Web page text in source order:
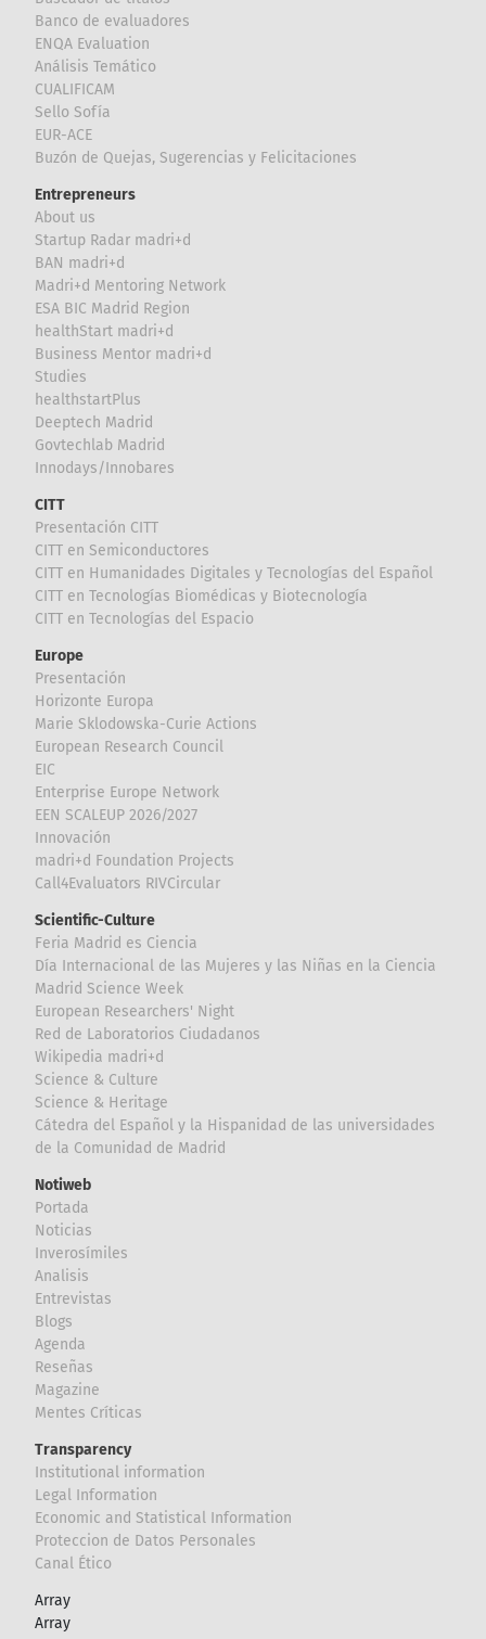
Banco de evaluadores
ENQA Evaluation
Análisis Temático
CUALIFICAM
Sello Sofía
EUR-ACE
Buzón de Quejas, Sugerencias y Felicitaciones
Entrepreneurs
About us
Startup Radar madri+d
BAN madri+d
Madri+d Mentoring Network
ESA BIC Madrid Region
healthStart madri+d
Business Mentor madri+d
Studies
healthstartPlus
Deeptech Madrid
Govtechlab Madrid
Innodays/Innobares
CITT
Presentación CITT
CITT en Semiconductores
CITT en Humanidades Digitales y Tecnologías del Español
CITT en Tecnologías Biomédicas y Biotecnología
CITT en Tecnologías del Espacio
Europe
Presentación
Horizonte Europa
Marie Sklodowska-Curie Actions
European Research Council
EIC
Enterprise Europe Network
EEN SCALEUP 2026/2027
Innovación
madri+d Foundation Projects
Call4Evaluators RIVCircular
Scientific-Culture
Feria Madrid es Ciencia
Día Internacional de las Mujeres y las Niñas en la Ciencia
Madrid Science Week
European Researchers' Night
Red de Laboratorios Ciudadanos
Wikipedia madri+d
Science & Culture
Science & Heritage
Cátedra del Español y la Hispanidad de las universidades
de la Comunidad de Madrid
Notiweb
Portada
Noticias
Inverosímiles
Analisis
Entrevistas
Blogs
Agenda
Reseñas
Magazine
Mentes Críticas
Transparency
Institutional information
Legal Information
Economic and Statistical Information
Proteccion de Datos Personales
Canal Ético
Array
Array